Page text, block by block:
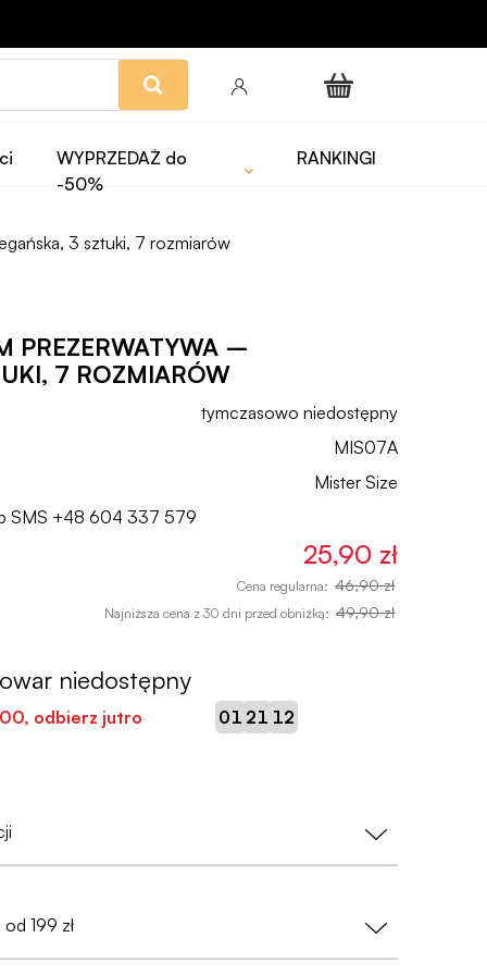
WYPRZEDAŻ do
-50%
RANKINGI
3 sztuki, 7 rozmiarów
PREZERWATYWA –
7 ROZMIARÓW
tymczasowo niedostępny
MIS07A
Mister Size
SMS +48 604 337 579
25,90 zł
Cena regularna: 46,90 zł
Najniższa cena z 30 dni przed obniżką: 49,90 zł
niedostępny
, odbierz jutro 01 21 11
(przy zamówieniach do Paczkomatów);
199 zł